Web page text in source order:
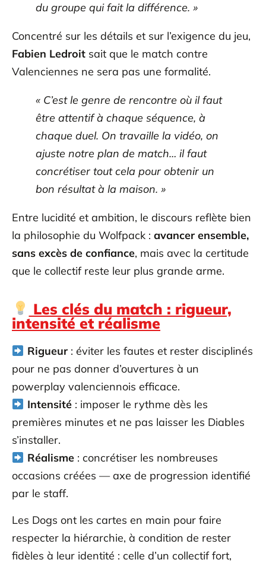
du groupe qui fait la différence. »
Concentré sur les détails et sur l’exigence du jeu,
Fabien Ledroit sait que le match contre
Valenciennes ne sera pas une formalité.
« C’est le genre de rencontre où il faut
être attentif à chaque séquence, à
chaque duel. On travaille la vidéo, on
ajuste notre plan de match… il faut
concrétiser tout cela pour obtenir un
bon résultat à la maison. »
Entre lucidité et ambition, le discours reflète bien
la philosophie du Wolfpack : avancer ensemble,
sans excès de confiance, mais avec la certitude
que le collectif reste leur plus grande arme.
Les clés du match : rigueur,
intensité et réalisme
Rigueur: éviter les fautes et rester disciplinés
pour ne pas donner d’ouvertures à un
powerplay valenciennois efficace.
Intensité: imposer le rythme dès les
premières minutes et ne pas laisser les Diables
s’installer.
Réalisme: concrétiser les nombreuses
occasions créées — axe de progression identifié
par le staff.
Les Dogs ont les cartes en main pour faire
respecter la hiérarchie, à condition de rester
fidèles à leur identité : celle d’un collectif fort,